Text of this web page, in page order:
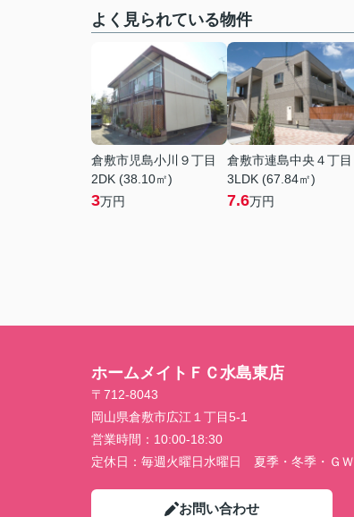
よく見られている物件
倉敷市児島小川９丁目
2DK (38.10㎡)
3万円
倉敷市連島中央４丁目
3LDK (67.84㎡)
7.6万円
ホームメイトＦＣ水島東店
〒712-8043
岡山県倉敷市広江１丁目5-1
営業時間： 10:00-18:30
定休日： 毎週火曜日水曜日 夏季・冬季・ＧＷ
お問い合わせ